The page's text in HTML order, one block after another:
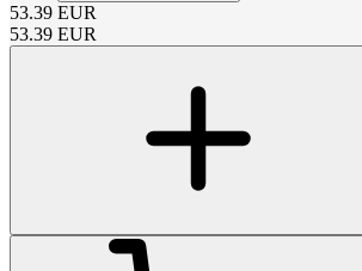
53.39 EUR
53.39 EUR